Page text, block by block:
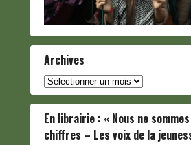
Archives
Archives
En librairie : « Nous ne
chiffres – Les voix de la